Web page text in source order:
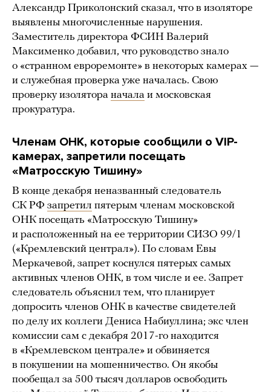
Александр Приколонский сказал, что в изоляторе
выявлены многочисленные нарушения.
Заместитель директора ФСИН Валерий
Максименко добавил, что руководство знало
о «странном евроремонте» в некоторых камерах —
и служебная проверка уже началась. Свою
проверку изолятора начала и московская
прокуратура.
Членам ОНК, которые сообщили о VIP-
камерах, запретили посещать
«Матросскую Тишину»
В конце декабря неназванный следователь
СК РФ запретил пятерым членам московской
ОНК посещать «Матросскую Тишину»
и расположенный на ее территории СИЗО 99/1
(«Кремлевский централ»). По словам Евы
Меркачевой, запрет коснулся пятерых самых
активных членов ОНК, в том числе и ее. Запрет
следователь объяснил тем, что планирует
допросить членов ОНК в качестве свидетелей
по делу их коллеги Дениса Набиуллина; экс член
комиссии сам с декабря 2017-го находится
в «Кремлевском централе» и обвиняется
в покушении на мошенничество. Он якобы
пообещал за 500 тысяч долларов освободить